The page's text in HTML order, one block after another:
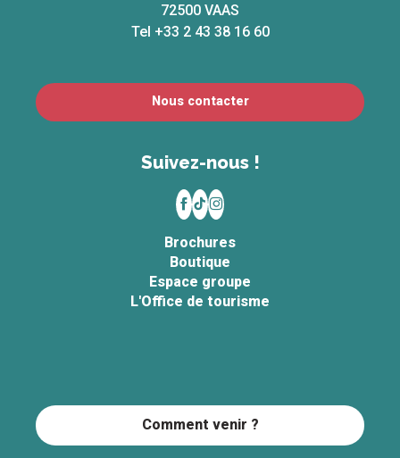
72500 VAAS
Tel +33 2 43 38 16 60
Nous contacter
Suivez-nous !
Brochures
Boutique
Espace groupe
L'Office de tourisme
Comment venir ?